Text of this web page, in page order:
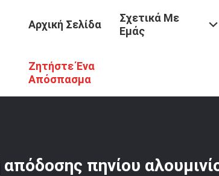
Αρχική Σελίδα
Σχετικά Με
Εμάς
Ζητήστε Ένα
Απόσπασμα
Προϊόντα / Ο Μύλος Τελειώνει Τη Σπείρα Αργιλίου
πηνίου